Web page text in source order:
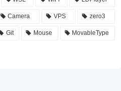
Camera VPS zero3
Git Mouse MovableType